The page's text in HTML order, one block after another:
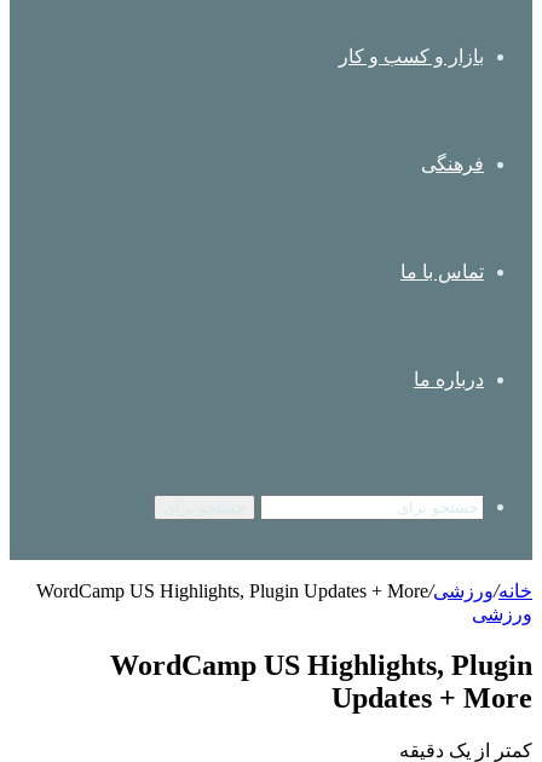
بازار و کسب و کار
فرهنگی
تماس با ما
درباره ما
خانه/ورزشی/
WordCamp US Highlights, Plugin Updates + More
ورزشی
WordCamp US Highlights, Plugin
Updates + More
کمتر از یک دقیقه